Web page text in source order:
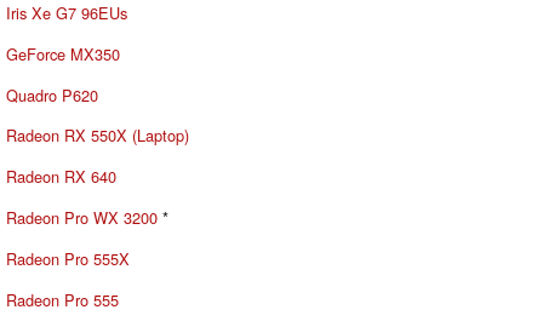
Iris Xe G7 96EUs
GeForce MX350
Quadro P620
Radeon RX 550X (Laptop)
Radeon RX 640
Radeon Pro WX 3200 *
Radeon Pro 555X
Radeon Pro 555